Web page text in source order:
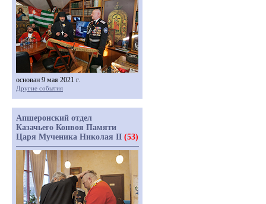
основан 9 мая 2021 г.
Другие события
Апшеронский отдел
Казачьего Конвоя Памяти
Царя Мученика Николая II (53)